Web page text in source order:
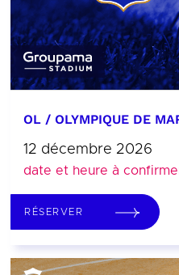
OL / OLYMPIQUE DE
12 décembre 2026
date et heure à
RÉSERVER